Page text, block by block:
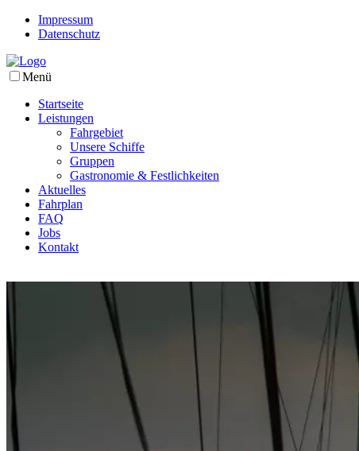
Impressum
Datenschutz
Menü
Startseite
Leistungen
Fahrgebiet
Unsere Schiffe
Gruppen
Gastronomie & Festlichkeiten
Aktuelles
Fahrplan
FAQ
Jobs
Kontakt